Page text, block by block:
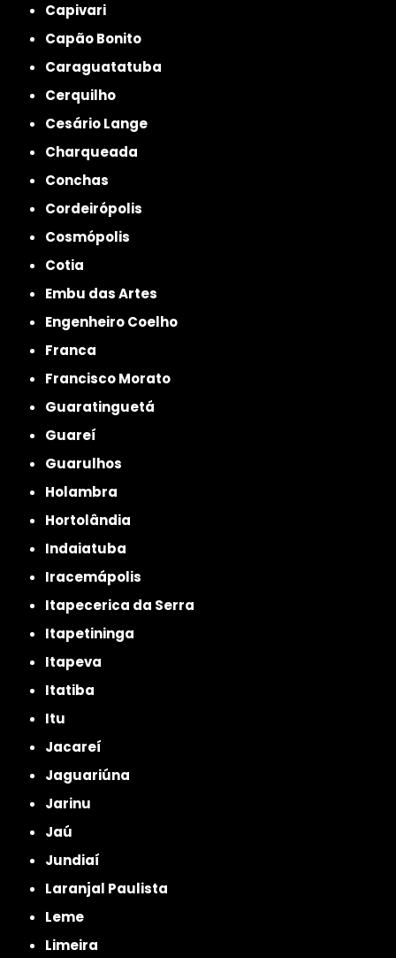
Capivari
Capão Bonito
Caraguatatuba
Cerquilho
Cesário Lange
Charqueada
Conchas
Cordeirópolis
Cosmópolis
Cotia
Embu das Artes
Engenheiro Coelho
Franca
Francisco Morato
Guaratinguetá
Guareí
Guarulhos
Holambra
Hortolândia
Indaiatuba
Iracemápolis
Itapecerica da Serra
Itapetininga
Itapeva
Itatiba
Itu
Jacareí
Jaguariúna
Jarinu
Jaú
Jundiaí
Laranjal Paulista
Leme
Limeira